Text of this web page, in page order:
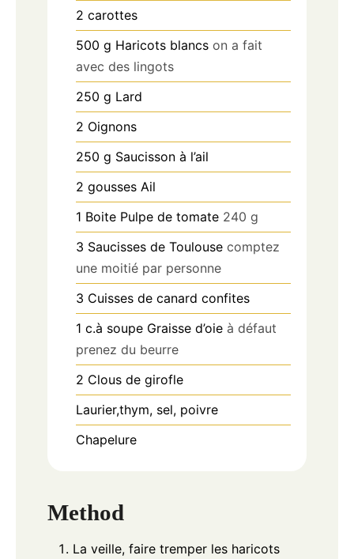
2 carottes
500 g Haricots blancs on a fait
avec des lingots
250 g Lard
2 Oignons
250 g Saucisson à l’ail
2 gousses Ail
1 Boite Pulpe de tomate 240 g
3 Saucisses de Toulouse comptez
une moitié par personne
3 Cuisses de canard confites
1 c.à soupe Graisse d’oie à défaut
prenez du beurre
2 Clous de girofle
Laurier,thym, sel, poivre
Chapelure
Method
La veille, faire tremper les haricots